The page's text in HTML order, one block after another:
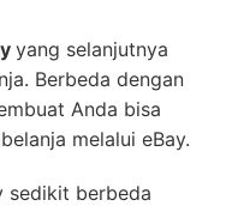
yang selanjutnya
Berbeda dengan
Anda bisa
melalui eBay.
sedikit berbeda